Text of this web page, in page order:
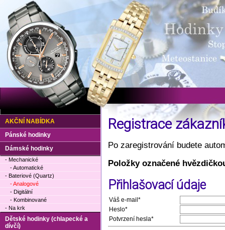
Registrace
Po zaregistrování budete
Položky označené
Přihlašovací údaje
Váš e-mail*
Heslo*
Potvrzení hesla*
AKČNÍ NABÍDKA
Pánské hodinky
Dámské hodinky
- Mechanické
- Automatické
- Bateriové (Quartz)
- Analogové
- Digitální
- Kombinované
- Na krk
Dětské hodinky (chlapecké a
dívčí)